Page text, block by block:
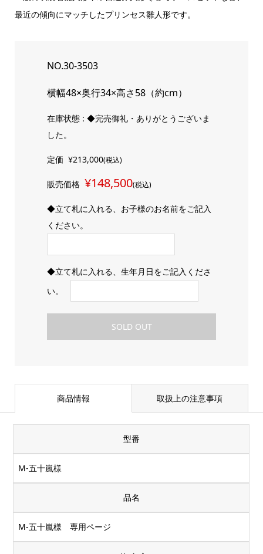
最近の傾向にマッチしたプリンセス雛人形です。
NO.30-3503
横幅48×奥行34×高さ58（約cm）
在庫状態 : ◆完売御礼・ありがとうございま
した。
定価 ¥213,000(税込)
販売価格 ¥148,500(税込)
◆立て札に入れる、お子様のお名前をご記入
ください。
◆立て札に入れる、生年月日をご記入くださ
い。
SOLD OUT
商品情報 取扱上の注意事項
型番
M-五十嵐様
品名
M-五十嵐様 専用ページ